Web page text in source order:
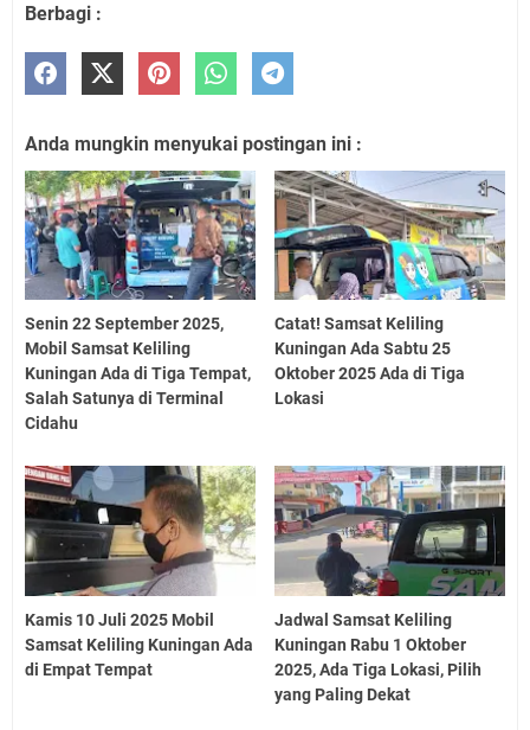
Berbagi :
Anda mungkin menyukai postingan ini :
Senin 22 September 2025,
Mobil Samsat Keliling
Kuningan Ada di Tiga Tempat,
Salah Satunya di Terminal
Cidahu
Catat! Samsat Keliling
Kuningan Ada Sabtu 25
Oktober 2025 Ada di Tiga
Lokasi
Kamis 10 Juli 2025 Mobil
Samsat Keliling Kuningan Ada
di Empat Tempat
Jadwal Samsat Keliling
Kuningan Rabu 1 Oktober
2025, Ada Tiga Lokasi, Pilih
yang Paling Dekat